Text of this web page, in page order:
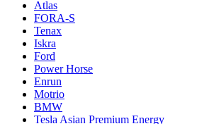
Atlas
FORA-S
Tenax
Iskra
Ford
Power Horse
Enrun
Motrio
BMW
Tesla Asian Premium Energy